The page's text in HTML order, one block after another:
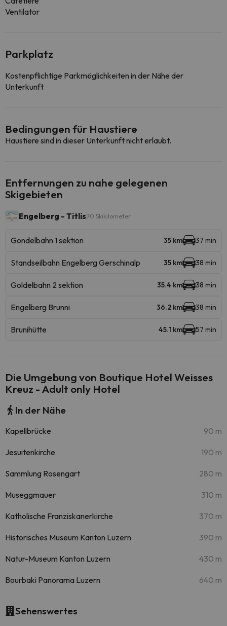
Ventilator
Parkplatz
Kostenpflichtige Parkmöglichkeiten in der Nähe der
Unterkunft
Bedingungen für Haustiere
Haustiere sind in dieser Unterkunft nicht erlaubt.
Entfernungen zu nahe gelegenen
Skigebieten
Engelberg - Titlis70 Skikilometer
Gondelbahn 1 sektion 35 km 37 min
Standseilbahn Engelberg Gerschinalp 35 km 38 min
Goldelbahn 2 sektion 35.4 km 38 min
Engelberg Brunni 36.2 km 38 min
Brunihütte 45.1 km 57 min
Die Umgebung von Boutique Hotel Weisses
Kreuz - Adult only Hotel
In der Nähe
Kapellbrücke 90 m
Jesuitenkirche 190 m
Sammlung Rosengart 280 m
Museggmauer 310 m
Katholische Franziskanerkirche 370 m
Historisches Museum Kanton Luzern 390 m
Natur-Museum Kanton Luzern 430 m
Bourbaki Panorama Luzern 640 m
Sehenswertes